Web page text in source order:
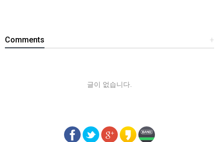
+
Comments
글이 없습니다.